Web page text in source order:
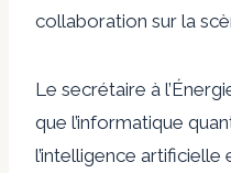
collaboration sur la
Le secrétaire à
que l’informatique
l’intelligence